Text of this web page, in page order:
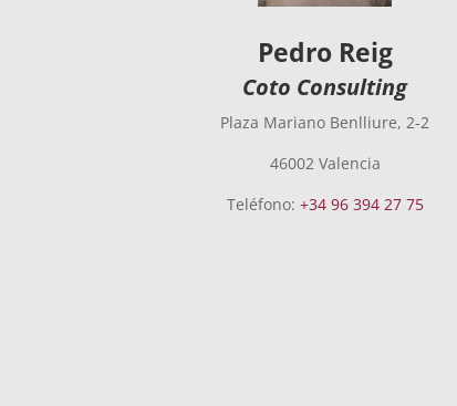
Pedro Reig
Coto Consulting
Plaza Mariano Benlliure, 2-2
46002 Valencia
Teléfono: +34 96 394 27 75